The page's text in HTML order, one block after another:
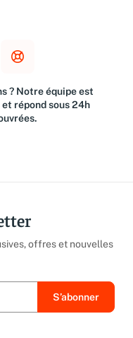
? Notre équipe est
et répond sous 24h
offres et nouvelles